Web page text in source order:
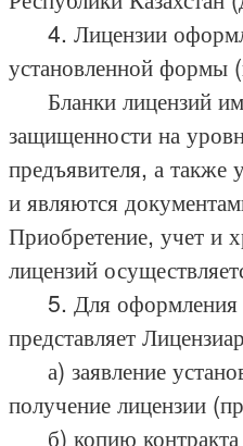
4. Лицензии
установленной формы
Бланки лицензий
защищенности на
предъявителя, а
и являются
Приобретение, учет и
лицензий
5. Для оформления
представляет
а) заявление
получение лицензии
б) копию контракта